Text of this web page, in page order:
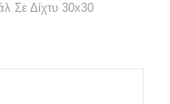
Σε Δίχτυ 30x30